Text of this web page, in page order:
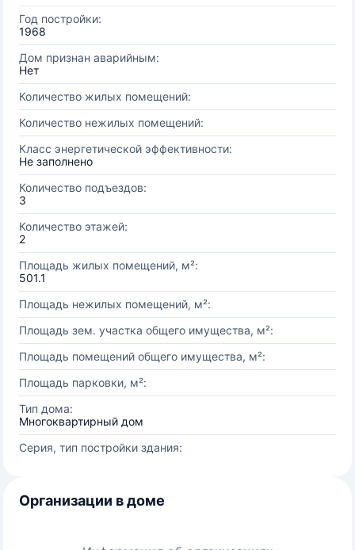
Год постройки:
1968
Дом признан аварийным:
Нет
Количество жилых помещений:
Количество нежилых помещений:
Класс энергетической эффективности:
Не заполнено
Количество подъездов:
3
Количество этажей:
2
Площадь жилых помещений, м²:
501.1
Площадь нежилых помещений, м²:
Площадь зем. участка общего имущества, м²:
Площадь помещений общего имущества, м²:
Площадь парковки, м²:
Тип дома:
Многоквартирный дом
Серия, тип постройки здания:
Организации в доме